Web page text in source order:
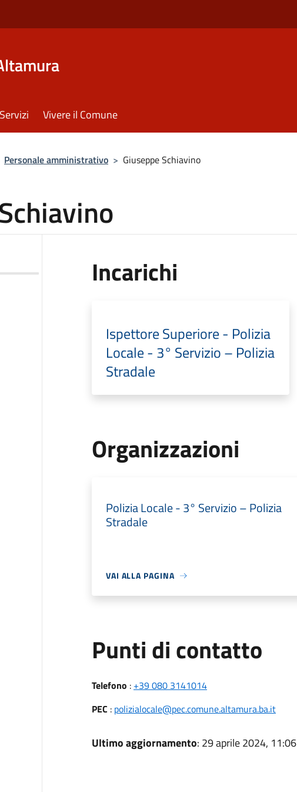
Servizi Vivere il Comune
Personale amministrativo > Giuseppe Schiavino
Incarichi
Ispettore Superiore - Polizia
Locale - 3° Servizio – Polizia
Stradale
Organizzazioni
Polizia Locale - 3° Servizio – Polizia
Stradale
VAI ALLA PAGINA
Punti di contatto
Telefono : +39 080 3141014
PEC : polizialocale@pec.comune.altamura.ba.it
Ultimo aggiornamento: 29 aprile 2024, 11:06